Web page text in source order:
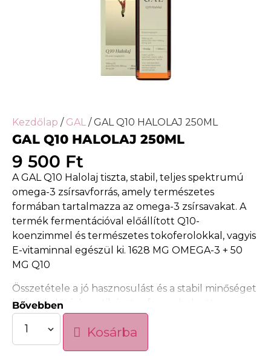
Kezdőlap / GAL/ GAL Q10 HALOLAJ 250ML
GAL Q10 HALOLAJ 250ML
9 500 Ft
A GAL Q10 Halolaj tiszta, stabil, teljes spektrumú
omega-3 zsírsavforrás, amely természetes
formában tartalmazza az omega-3 zsírsavakat. A
termék fermentációval előállított Q10-
koenzimmel és természetes tokoferolokkal, vagyis
E-vitaminnal egészül ki. 1628 MG OMEGA-3 + 50
MG Q10
Összetétele a jó hasznosulást és a stabil minőséget
helyezi előtérbe, etil-észter forma helyett
természetes zsírsavformában. A természetes
citromolajnak, a minőségi halolaj-keveréknek és a
stabil formulának köszönhetően íze kellemesen
Bővebben
Kosárba